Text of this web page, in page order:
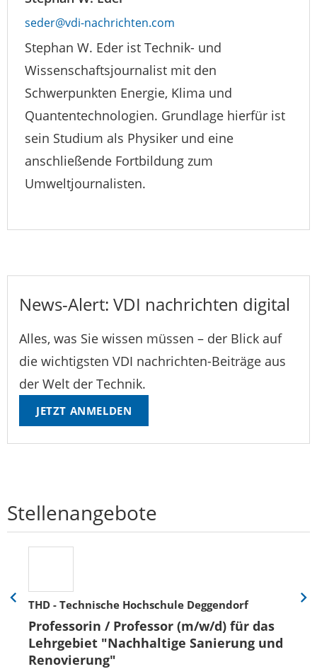
seder@vdi-nachrichten.com
Stephan W. Eder ist Technik- und
Wissenschaftsjournalist mit den
Schwerpunkten Energie, Klima und
Quantentechnologien. Grundlage hierfür ist
sein Studium als Physiker und eine
anschließende Fortbildung zum
Umweltjournalisten.
News-Alert: VDI nachrichten digital
Alles, was Sie wissen müssen – der Blick auf
die wichtigsten VDI nachrichten-Beiträge aus
der Welt der Technik.
JETZT ANMELDEN
Stellenangebote
THD - Technische Hochschule Deggendorf
Professorin / Professor (m/w/d) für das
Lehrgebiet "Nachhaltige Sanierung und
Renovierung"
Eine
zurück
Eine